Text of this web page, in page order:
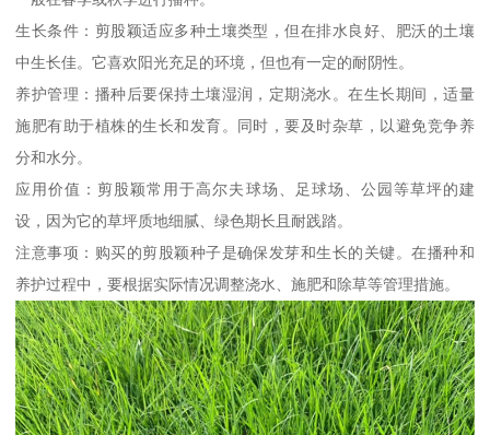
生长条件：剪股颖适应多种土壤类型，但在排水良好、肥沃的土壤
中生长佳。它喜欢阳光充足的环境，但也有一定的耐阴性。
养护管理：播种后要保持土壤湿润，定期浇水。在生长期间，适量
施肥有助于植株的生长和发育。同时，要及时杂草，以避免竞争养
分和水分。
应用价值：剪股颖常用于高尔夫球场、足球场、公园等草坪的建
设，因为它的草坪质地细腻、绿色期长且耐践踏。
注意事项：购买的剪股颖种子是确保发芽和生长的关键。在播种和
养护过程中，要根据实际情况调整浇水、施肥和除草等管理措施。